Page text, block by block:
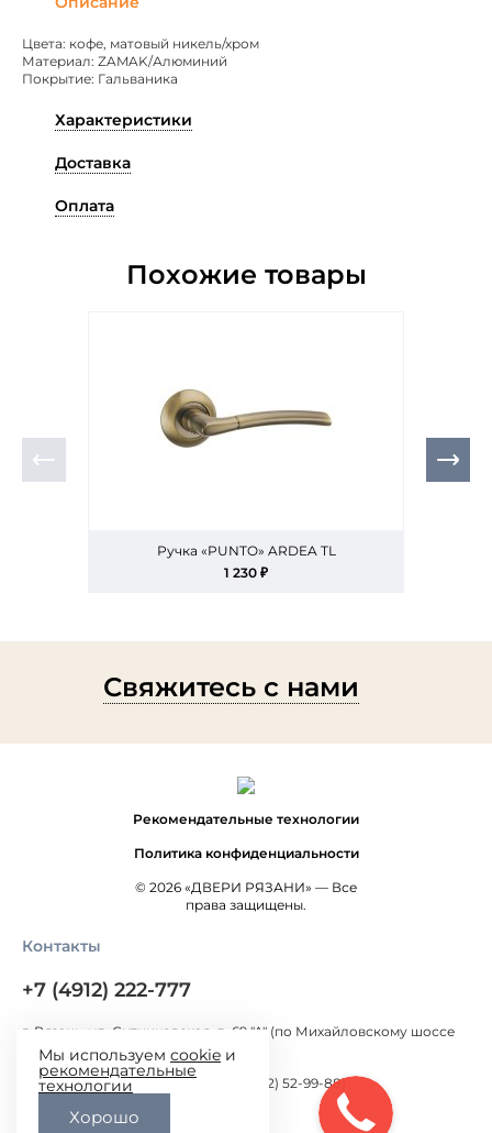
Цвета: кофе, матовый никель/хром
Материал: ZAMAK/Алюминий
Покрытие: Гальваника
Характеристики
Доставка
Оплата
Похожие товары
Ручка «PUNTO» ARDEA TL
1 230 ₽
Свяжитесь с нами
Рекомендательные технологии
Политика конфиденциальности
© 2026 «ДВЕРИ РЯЗАНИ» — Все
права защищены.
Контакты
+7 (4912) 222-777
г. Рязань, ул. Ситниковская, д. 69 "А" (по Михайловскому шоссе
300 метров от Окружной дороги)
г. Рязань, ул. Большая, д.100 (+7 (4912) 52-99-88)
pavelrzn@mail.ru
Мы используем cookie и
рекомендательные
технологии
Хорошо